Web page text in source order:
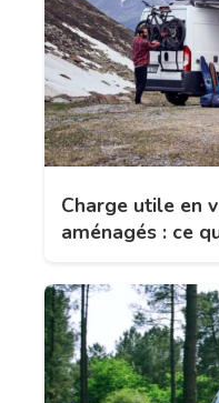
Charge utile en
aménagés : ce